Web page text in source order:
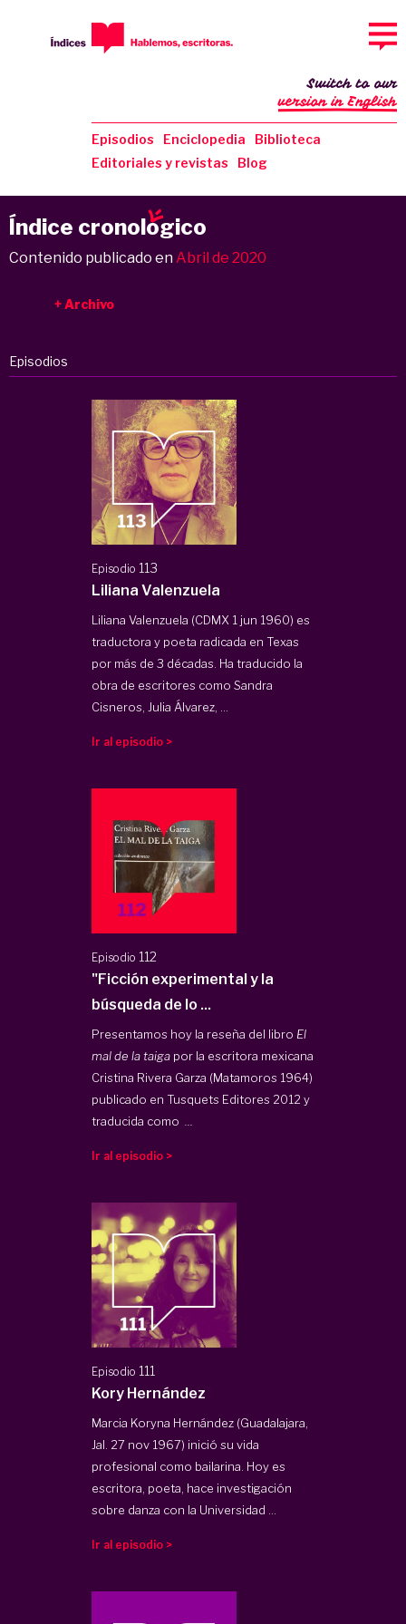
Episodios Enciclopedia
Biblioteca
Editoriales y revistas
Blog
Switch to our
version in English
Índice cronologico
Contenido publicado en Abril de 2020
Archivo
Episodios
Episodio 113
Liliana Valenzuela
Liliana Valenzuela (CDMX 1 jun 1960) es
traductora y poeta radicada en Texas
por más de 3 décadas. Ha traducido la
obra de escritores como Sandra
Cisneros, Julia Álvarez, ...
Ir al episodio >
Episodio 112
"Ficción experimental y la
búsqueda de lo ...
Presentamos hoy la reseña del libro El
mal de la taiga por la escritora mexicana
Cristina Rivera Garza (Matamoros 1964)
publicado en Tusquets Editores 2012 y
traducida como
Ir al episodio >
Episodio 111
Kory Hernández
Marcia Koryna Hernández (Guadalajara,
Jal. 27 nov 1967) inició su vida
profesional como bailarina. Hoy es
escritora, poeta, hace investigación
sobre danza con la Universidad ...
Ir al episodio >